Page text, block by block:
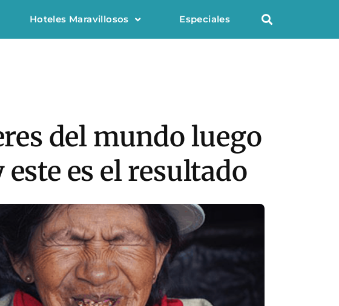
Hoteles Maravillosos Especiales
del mundo luego
es el resultado